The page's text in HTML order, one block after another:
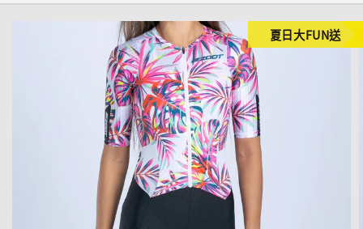
夏日大FUN送